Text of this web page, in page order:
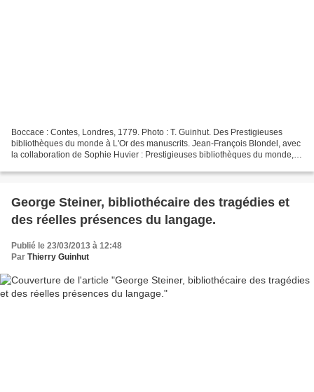
Boccace : Contes, Londres, 1779. Photo : T. Guinhut. Des Prestigieuses
bibliothèques du monde à L'Or des manuscrits. Jean-François Blondel, avec
la collaboration de Sophie Huvier : Prestigieuses bibliothèques du monde,
George Steiner, bibliothécaire des tragédies et
des réelles présences du langage.
Publié le 23/03/2013 à 12:48
Par Thierry Guinhut